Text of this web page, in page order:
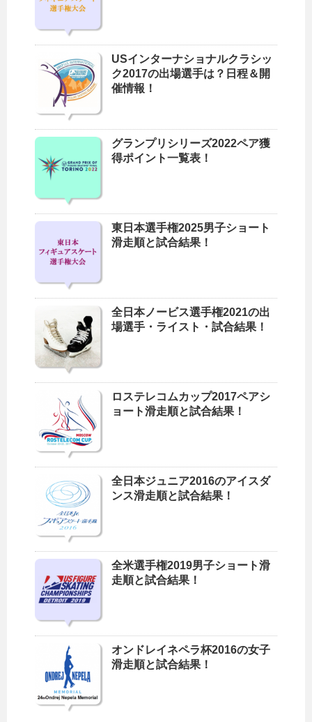
USインターナショナルクラシッ
ク2017の出場選手は？日程＆開
催情報！
グランプリシリーズ2022ペア獲
得ポイント一覧表！
東日本選手権2025男子ショート
滑走順と試合結果！
全日本ノービス選手権2021の出
場選手・ライスト・試合結果！
ロステレコムカップ2017ペアシ
ョート滑走順と試合結果！
全日本ジュニア2016のアイスダ
ンス滑走順と試合結果！
全米選手権2019男子ショート滑
走順と試合結果！
オンドレイネペラ杯2016の女子
滑走順と試合結果！